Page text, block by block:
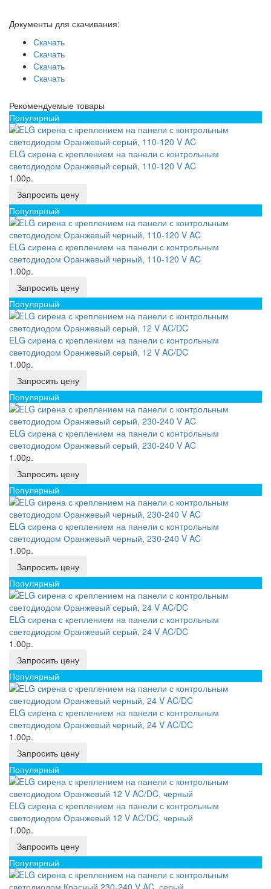
Документы для скачивания:
Скачать
Скачать
Скачать
Скачать
Рекомендуемые товары
Популярный
ELG сирена с креплением на панели с контрольным
светодиодом Оранжевый серый, 110-120 V AC
1.00р.
Запросить цену
Популярный
ELG сирена с креплением на панели с контрольным
светодиодом Оранжевый черный, 110-120 V AC
1.00р.
Запросить цену
Популярный
ELG сирена с креплением на панели с контрольным
светодиодом Оранжевый серый, 12 V AC/DC
1.00р.
Запросить цену
Популярный
ELG сирена с креплением на панели с контрольным
светодиодом Оранжевый серый, 230-240 V AC
1.00р.
Запросить цену
Популярный
ELG сирена с креплением на панели с контрольным
светодиодом Оранжевый черный, 230-240 V AC
1.00р.
Запросить цену
Популярный
ELG сирена с креплением на панели с контрольным
светодиодом Оранжевый серый, 24 V AC/DC
1.00р.
Запросить цену
Популярный
ELG сирена с креплением на панели с контрольным
светодиодом Оранжевый черный, 24 V AC/DC
1.00р.
Запросить цену
Популярный
ELG сирена с креплением на панели с контрольным
светодиодом Оранжевый 12 V AC/DC, черный
1.00р.
Запросить цену
Популярный